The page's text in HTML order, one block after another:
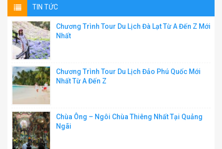
TIN TỨC
Chương Trình Tour Du Lịch Đà Lạt Từ A Đến Z Mới
Nhất
Chương Trình Tour Du Lịch Đảo Phú Quốc Mới
Nhất Từ A Đến Z
Chùa Ông – Ngôi Chùa Thiêng Nhất Tại Quảng
Ngãi